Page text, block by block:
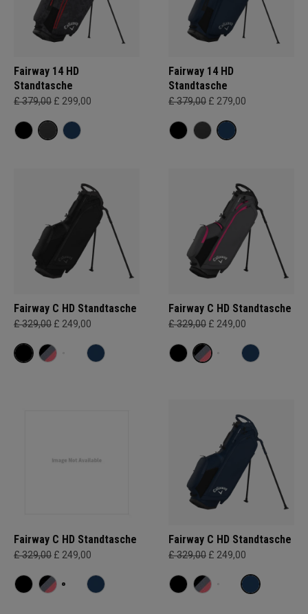
Fairway 14 HD
Standtasche
£ 379,00 £ 299,00
Fairway 14 HD
Standtasche
£ 379,00 £ 279,00
Fairway C HD Standtasche
£ 329,00 £ 249,00
Fairway C HD Standtasche
£ 329,00 £ 249,00
Fairway C HD Standtasche
£ 329,00 £ 249,00
Fairway C HD Standtasche
£ 329,00 £ 249,00